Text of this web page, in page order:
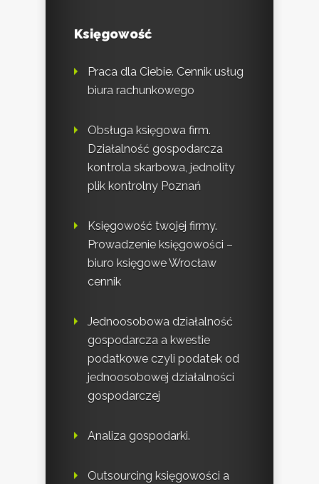
Księgowość
Praca dla Ciebie. Cennik usług
biura rachunkowego
Obsługa księgowa firm.
Działalność gospodarcza
kontrola skarbowa, jednolity
plik kontrolny Poznań
Księgowość twojej firmy.
Prowadzenie księgowości –
biuro księgowe Wrocław
cennik
Jednoosobowa działalność
gospodarcza a kwestie
podatkowe czyli podatek od
jednoosobowej działalności
gospodarczej
Analiza gospodarki.
Outsourcing księgowości a